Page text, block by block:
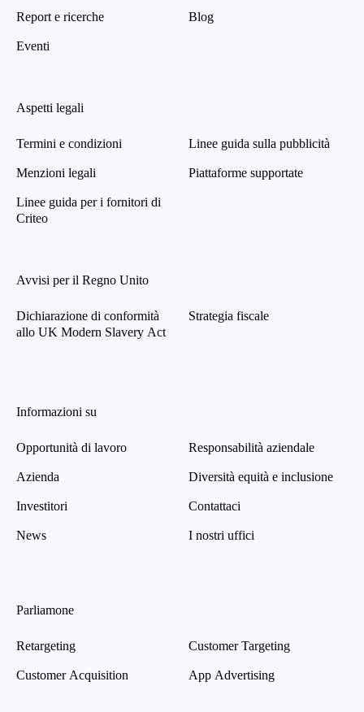
Report e ricerche
Eventi
Blog
Aspetti legali
Termini e condizioni
Menzioni legali
Linee guida per i fornitori di
Criteo
Linee guida sulla pubblicità
Piattaforme supportate
Avvisi per il Regno Unito
Dichiarazione di conformità
allo UK Modern Slavery Act
Strategia fiscale
Informazioni su
Opportunità di lavoro
Azienda
Investitori
News
Responsabilità aziendale
Diversità equità e inclusione
Contattaci
I nostri uffici
Parliamone
Retargeting
Customer Acquisition
Customer Targeting
App Advertising